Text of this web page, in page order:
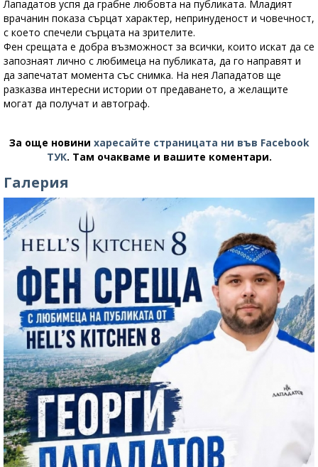
Лападатов успя да грабне любовта на публиката. Младият
врачанин показа сърцат характер, непринуденост и човечност,
с което спечели сърцата на зрителите.
Фен срещата е добра възможност за всички, които искат да се
запознаят лично с любимеца на публиката, да го направят и
да запечатат момента със снимка. На нея Лападатов ще
разказва интересни истории от предаването, а желащите
могат да получат и автограф.
За още новини харесайте страницата ни във Facebook
ТУК. Там очакваме и вашите коментари.
Галерия